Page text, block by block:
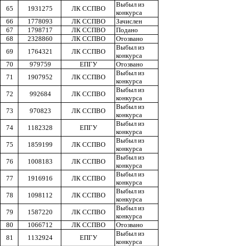
65
1931275 ЛК ССПВО
Выбыл из
конкурса
66
1778093 ЛК ССПВО
Зачислен
67
1798717 ЛК ССПВО
Подано
68
2328860 ЛК ССПВО
Отозвано
69
1764321 ЛК ССПВО
Выбыл из
конкурса
70
979759 ЕПГУ
Отозвано
71
1907952 ЛК ССПВО
Выбыл из
конкурса
72
992684 ЛК ССПВО
Выбыл из
конкурса
73
970823 ЛК ССПВО
Выбыл из
конкурса
74
1182328 ЕПГУ
Выбыл из
конкурса
75
1859199 ЛК ССПВО
Выбыл из
конкурса
76
1008183 ЛК ССПВО
Выбыл из
конкурса
77
1916916 ЛК ССПВО
Выбыл из
конкурса
78
1098112 ЛК ССПВО
Выбыл из
конкурса
79
1587220 ЛК ССПВО
Выбыл из
конкурса
80
1066712 ЛК ССПВО
Отозвано
81
1132924 ЕПГУ
Выбыл из
конкурса